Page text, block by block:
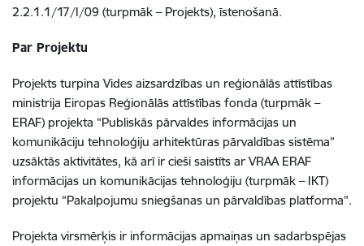
2.2.1.1/17/I/09 (turpmāk – Projekts), īstenošanā.
Par Projektu
Projekts turpina Vides aizsardzības un reģionālās attīstības
ministrija Eiropas Reģionālās attīstības fonda (turpmāk –
ERAF) projekta “Publiskās pārvaldes informācijas un
komunikāciju tehnoloģiju arhitektūras pārvaldības sistēma”
uzsāktās aktivitātes, kā arī ir cieši saistīts ar VRAA ERAF
informācijas un komunikācijas tehnoloģiju (turpmāk – IKT)
projektu “Pakalpojumu sniegšanas un pārvaldības platforma”.
Projekta virsmērķis ir informācijas apmaiņas un sadarbspējas